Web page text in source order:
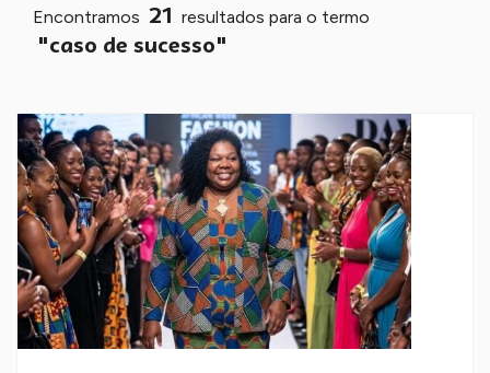
Encontramos 21 resultados para o termo
"caso de sucesso"